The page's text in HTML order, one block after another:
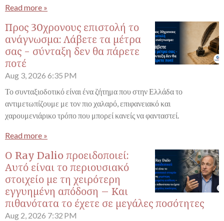
Read more »
Προς 30χρονους επιστολή το
ανάγνωσμα: Λάβετε τα μέτρα
σας - σύνταξη δεν θα πάρετε
ποτέ
Aug 3, 2026 6:35 PM
Το συνταξιοδοτικό είναι ένα ζήτημα που στην Ελλάδα το
αντιμετωπίζουμε με τον πιο χαλαρό, επιφανειακό και
χαρουμενιάρικο τρόπο που μπορεί κανείς να φανταστεί.
Read more »
Ο Ray Dalio προειδοποιεί:
Αυτό είναι το περιουσιακό
στοιχείο με τη χειρότερη
εγγυημένη απόδοση – Και
πιθανότατα το έχετε σε μεγάλες ποσότητες
Aug 2, 2026 7:32 PM